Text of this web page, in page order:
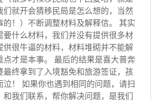
们就开会猜移民局是怎么想的，当然
的！）不断调整材料及解释信。 其实
要什么材料，我们并没有提供很多材
供很牛逼的材料，材料堆砌并不能解
点才是本事。 最后的结果是喜大普奔
最终拿到了入境豁免和旅游签证，孩
泣！ 如果你也遇到相同的问题，请扫
和我们联系，帮你解决问题，是我们